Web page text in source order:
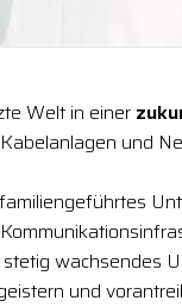
Welt in einer
und
wachsendes
und